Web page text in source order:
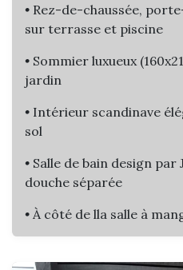
• Rez-de-chaussée,
sur terrasse et piscine
• Sommier luxueux
jardin
• Intérieur scandinave
sol
• Salle de bain design
douche séparée​
• À côté de lla salle à